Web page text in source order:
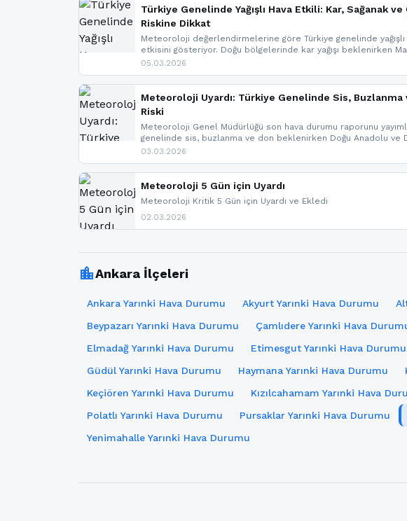
Türkiye Genelinde Yağışlı Hava Etkili: Kar, Sağanak ve
Riskine Dikkat
Meteoroloji değerlendirmelerine göre Türkiye genelinde yağışlı
etkisini gösteriyor. Doğu bölgelerinde kar yağışı beklenirken
Kuzey Ege’de sağanak yağmur, yüksek kesimlerde ise çığ
yaşanabileceği belirtiliyor.
05.03.2026
Meteoroloji Uyardı: Türkiye Genelinde Sis, Buzlanma
Riski
Meteoroloji Genel Müdürlüğü son hava durumu raporunu
genelinde sis, buzlanma ve don beklenirken Doğu Anadolu ve
Karadeniz’in yüksek kesimlerinde çığ riski uyarısı yapıldı. İşte
03.03.2026
Meteoroloji 5 Gün için Uyardı
Meteoroloji Kritik 5 Gün için Uyardı ve Ekledi
02.03.2026
location_cityAnkara İlçeleri
Ankara Yarınki Hava Durumu Akyurt Yarınki Hava Durumu
Beypazarı Yarınki Hava Durumu
Çamlıdere Yarınki Hava
Elmadağ Yarınki Hava Durumu
Etimesgut Yarınki Hava Durumu
Güdül Yarınki Hava Durumu
Haymana Yarınki Hava Durumu
Keçiören Yarınki Hava Durumu
Kızılcahamam Yarınki Hava
Polatlı Yarınki Hava Durumu
Pursaklar Yarınki Hava Durumu
Yenimahalle Yarınki Hava Durumu